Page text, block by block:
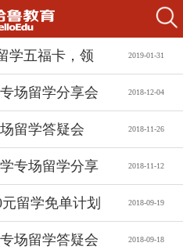
学五福卡，领
2019-01-31
场留学分享会
2018-12-04
留学答疑会 2018-11-26
专场留学分享
2018-11-12
留学免单计划 2018-09-19
场留学答疑会 2018-09-18